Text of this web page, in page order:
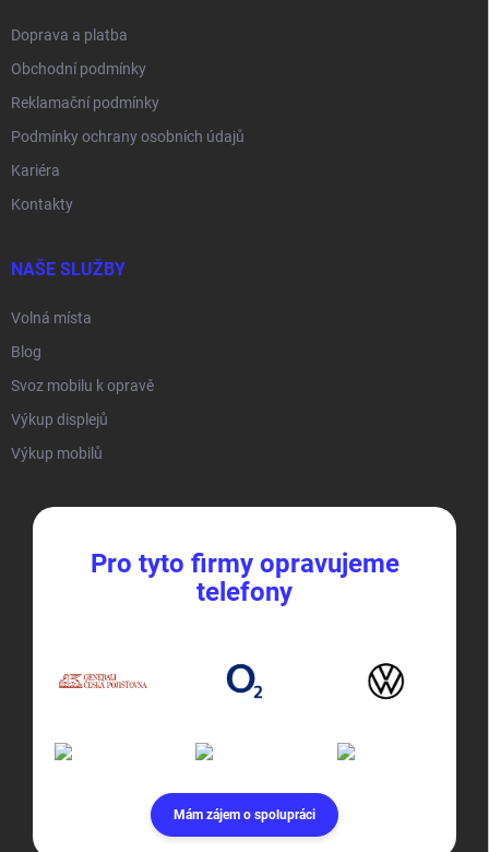
Doprava a platba
Obchodní podmínky
Reklamační podmínky
Podmínky ochrany osobních údajů
Kariéra
Kontakty
NAŠE SLUŽBY
Volná místa
Blog
Svoz mobilu k opravě
Výkup displejů
Výkup mobilů
Pro tyto firmy opravujeme
telefony
Mám zájem o spolupráci